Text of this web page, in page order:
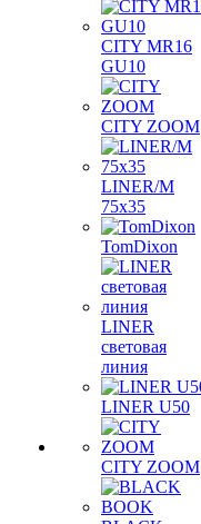
CITY MR16
GU10
CITY ZOOM
LINER/M
75х35
TomDixon
LINER
световая
линия
LINER U50
CITY ZOOM